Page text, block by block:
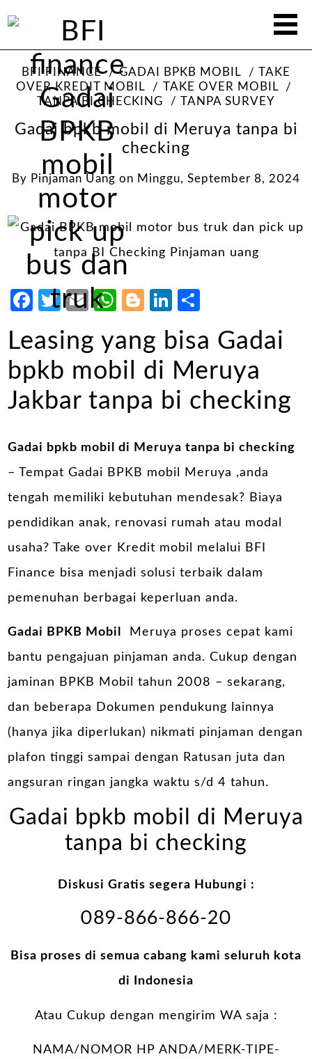
BFI FINANCE GADAI BPKB MOBIL
TAKE
OVER KREDIT MOBIL
TAKE OVER MOBIL
TANPA BI CHECKING
TANPA SURVEY
Gadai bpkb mobil di Meruya tanpa bi
checking
By Pinjaman Uang on Minggu, September 8, 2024
Facebook
Twitter
EmailWhatsApp
Blogger
LinkedIn
Leasing yang bisa Gadai
bpkb mobil di Meruya
Jakbar tanpa bi checking
Gadai bpkb mobil di Meruya tanpa bi checking
– Tempat Gadai BPKB mobil Meruya ,anda
tengah memiliki kebutuhan mendesak? Biaya
pendidikan anak, renovasi rumah atau modal
usaha? Take over Kredit mobil melalui BFI
Finance bisa menjadi solusi terbaik dalam
pemenuhan berbagai keperluan anda.
Gadai BPKB Mobil
Meruya proses cepat kami
bantu pengajuan pinjaman anda. Cukup dengan
jaminan BPKB Mobil tahun 2008 – sekarang,
dan beberapa Dokumen pendukung lainnya
(hanya jika diperlukan) nikmati pinjaman dengan
plafon tinggi sampai dengan Ratusan juta dan
angsuran ringan jangka waktu s/d 4 tahun.
Gadai bpkb mobil di Meruya
tanpa bi checking
Diskusi Gratis segera Hubungi :
089-866-866-20
Bisa proses di semua cabang kami seluruh kota
di Indonesia
Atau Cukup dengan mengirim WA saja :
NAMA/NOMOR HP ANDA/MERK-TIPE-